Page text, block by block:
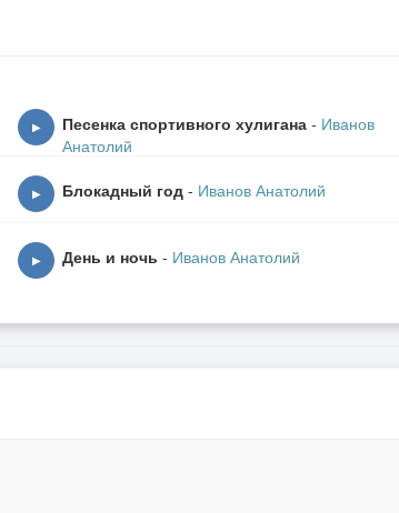
▶ Песенка спортивного хулигана - Иванов
Анатолий
▶ Блокадный год - Иванов Анатолий
▶ День и ночь - Иванов Анатолий